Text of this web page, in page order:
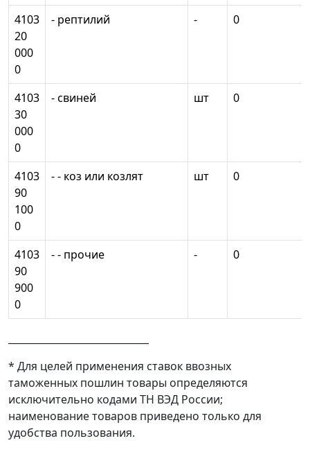
4103
20
000
0
- рептилий - 0
4103
30
000
0
- свиней шт 0
4103
90
100
0
- - коз или козлят шт 0
4103
90
900
0
- - прочие - 0
* Для целей применения ставок ввозных
таможенных пошлин товары определяются
исключительно кодами ТН ВЭД России;
наименование товаров приведено только для
удобства пользования.